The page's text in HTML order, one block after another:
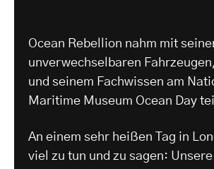
Ocean Rebellion nahm mit
unverwechselbaren
und seinem Fachwissen am
Maritime Museum Ocean Day
An einem sehr heißen Tag in
viel zu tun und zu sagen: